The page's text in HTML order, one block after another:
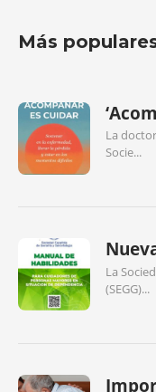
Más
La
Socie...
La
(SEGG)...